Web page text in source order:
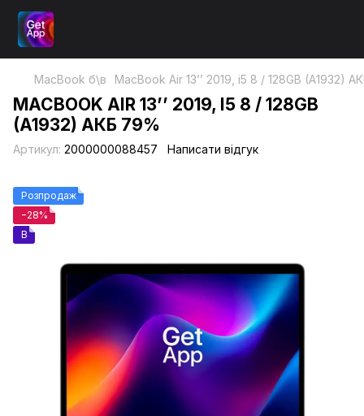
MacBook б\в MacBook Air 13’’ 2019, i5 8 / 128GB (A1932)
MACBOOK AIR 13’’ 2019, I5 8 / 128GB
(A1932) АКБ 79%
Артикул: 2000000088457 Написати відгук
Розпродаж
−28%
B